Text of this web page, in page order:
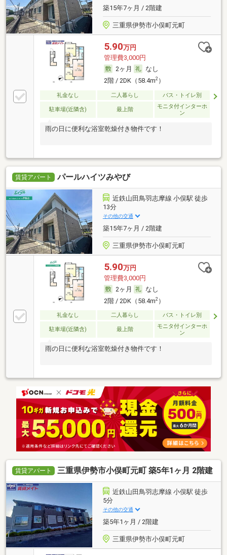
築15年7ヶ月 / 2階建
三重県伊勢市小俣町元町
5.90万円
管理費3,000円
2ヶ月
なし
2階 / 2DK（58.4m2）
礼金なし 二人暮らし バス・トイレ別
駐車場(近隣含) 最上階
モニタ付インターホ
ン
雨の日に便利な浴室乾燥付き物件です！
賃貸アパート パールハイツみやび
近鉄山田鳥羽志摩線 小俣駅 徒歩
13分
その他の交通
築15年7ヶ月 / 2階建
三重県伊勢市小俣町元町
5.90万円
管理費3,000円
2ヶ月
なし
2階 / 2DK（58.4m2）
礼金なし 二人暮らし バス・トイレ別
駐車場(近隣含) 最上階
モニタ付インターホ
ン
雨の日に便利な浴室乾燥付き物件です！
賃貸アパート 三重県伊勢市小俣町元町 築5年1ヶ月 2階建
近鉄山田鳥羽志摩線 小俣駅 徒歩
5分
その他の交通
築5年1ヶ月 / 2階建
三重県伊勢市小俣町元町